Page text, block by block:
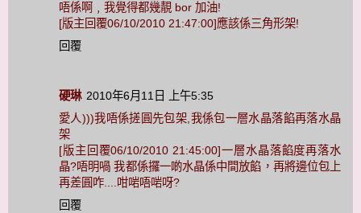
唔係啊﹐我覺得都幾靚 bor 加油!
[版主回覆06/10/2010 21:47:00]應該係三角形架!
回覆
硬琳 2010年6月11日 上午5:35
愛人)))我唔係搓圓先包架,我係包一層水晶落餡再落水晶
架
[版主回覆06/10/2010 21:45:00]一層水晶落餡度再落水
晶?唔明喎 我都係攞一啲水晶係中間放餡，再將邊位包上
再差圓咋....咁啱唔啱呀?
回覆